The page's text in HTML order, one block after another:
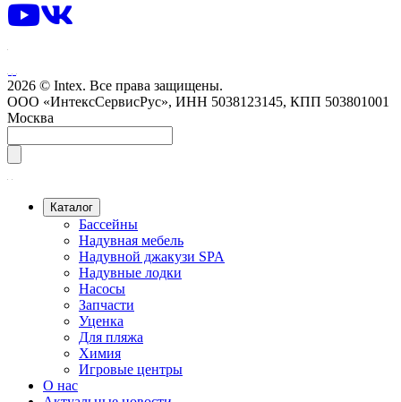
2026 © Intex. Все права защищены.
ООО «ИнтексСервисРус», ИНН 5038123145, КПП 503801001
Москва
Каталог
Бассейны
Надувная мебель
Надувной джакузи SPA
Надувные лодки
Насосы
Запчасти
Уценка
Для пляжа
Химия
Игровые центры
О нас